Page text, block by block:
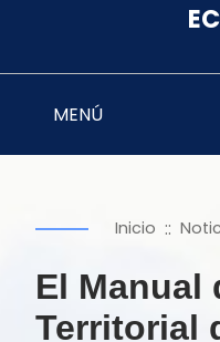
MENÚ
Inicio ::
El Manual
Territorial